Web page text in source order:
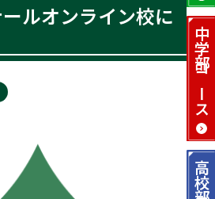
中学部
コース
高校部
ルオンライン校に